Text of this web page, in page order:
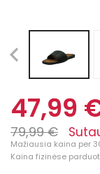
47,99
79,99 €
Mažiausia kaina per
Kaina fizinėse